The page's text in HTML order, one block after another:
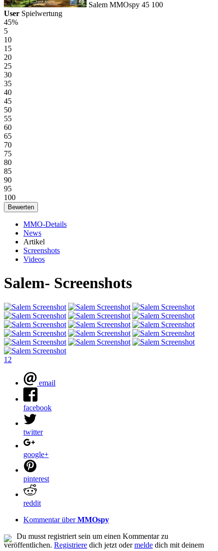
Salem MMOspy 45 100
User Spielwertung
45%
5
10
15
20
25
30
35
40
45
50
55
60
65
70
75
80
85
90
95
100
MMO-Details
News
Artikel
Screenshots
Videos
Salem- Screenshots
1 2
email
facebook
twitter
google+
pinterest
reddit
Kommentar überMMOspy
Du musst registriert sein um einen Kommentar zu
veröffentlichen. Registriere dich jetzt odermelde dich mit deinem